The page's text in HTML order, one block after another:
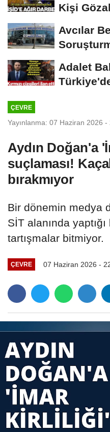
Kişi
Avcılar
Adalet
ÇEVRE
Yayınlanma: 07 Haziran 2026 -
Aydın Doğan'a
suçlaması!
bırakmıyor
Bir dönemin medya
SİT alanında
tartışmalar bitmiyor.
ÇEVRE 07 Haziran 2026 -